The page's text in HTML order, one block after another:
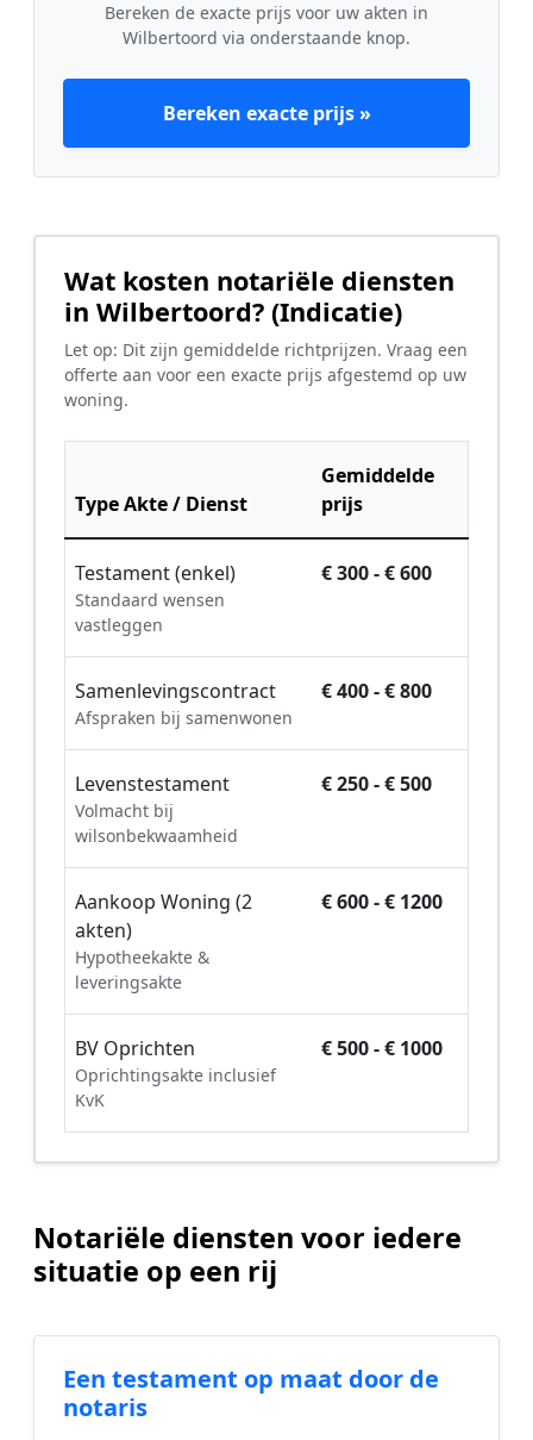
Bereken de exacte prijs voor uw akten in
Wilbertoord via onderstaande knop.
Bereken exacte prijs »
Wat kosten notariële diensten
in Wilbertoord? (Indicatie)
Let op: Dit zijn gemiddelde richtprijzen. Vraag een
offerte aan voor een exacte prijs afgestemd op uw
woning.
Type Akte / Dienst
Gemiddelde
prijs
Testament (enkel)
Standaard wensen
vastleggen
€ 300 - € 600
Samenlevingscontract
Afspraken bij samenwonen
€ 400 - € 800
Levenstestament
Volmacht bij
wilsonbekwaamheid
€ 250 - € 500
Aankoop Woning (2
akten)
Hypotheekakte &
leveringsakte
€ 600 - € 1200
BV Oprichten
Oprichtingsakte inclusief
KvK
€ 500 - € 1000
Notariële diensten voor iedere
situatie op een rij
Een testament op maat door de
notaris